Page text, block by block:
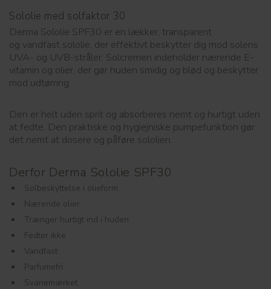
Sololie med solfaktor 30
Derma Sololie SPF30 er en lækker, transparent
og vandfast sololie, der effektivt beskytter dig mod solens
UVA- og UVB-stråler. Solcremen indeholder nærende E-
vitamin og olier, der gør huden smidig og blød og beskytter
mod udtørring.
Den er helt uden sprit og absorberes nemt og hurtigt uden
at fedte. Den praktiske og hygiejniske pumpefunktion gør
det nemt at dosere og påføre sololien.
Derfor Derma Sololie SPF30
Solbeskyttelse i olieform
Nærende olier
Trænger hurtigt ind i huden
Fedter ikke
Vandfast
Parfumefri
Svanemærket